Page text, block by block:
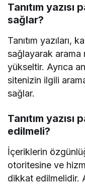
Tanıtım yazısı
sağlar?
Tanıtım yazıları,
sağlayarak arama
yükseltir. Ayrıca
sitenizin ilgili
sağlar.
Tanıtım
edilmeli?
İçeriklerin
otoritesine ve
dikkat edilmelidir.